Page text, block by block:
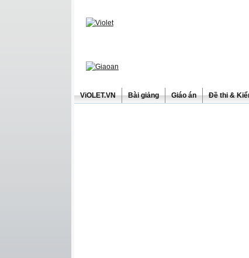
ViOLET.VN Bài giảng Giáo án Đề thi &